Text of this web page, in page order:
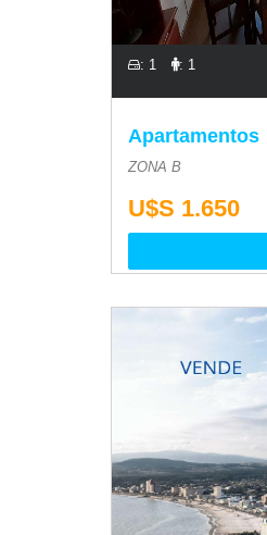
: 1 : 1
Apartamentos
ZONA B
U$S 1.650